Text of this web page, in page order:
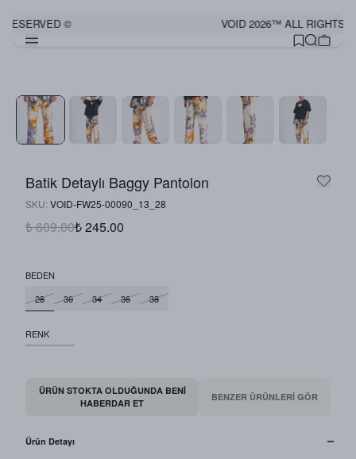
© VOID 2026™ ALL RIGHTS
Batik Detaylı Baggy Pantolon
SKU: VOID-FW25-00090_13_28
₺ 609.00₺ 245.00
BEDEN
28
30 34 36 38
RENK
ÜRÜN STOKTA OLDUĞUNDA BENI
HABERDAR ET
BENZER ÜRÜNLERİ GÖR
Ürün Detayı